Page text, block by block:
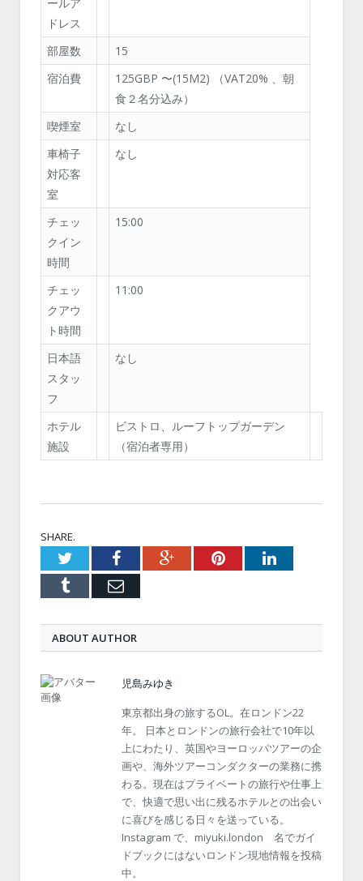
ドレス
部屋数
15
宿泊費
125GBP 〜(15M2) （VAT20% 、朝
食２名分込み）
喫煙室
なし
車椅子
対応客
室
なし
チェッ
クイン
時間
15:00
チェッ
クアウ
ト時間
11:00
日本語
スタッ
フ
なし
ホテル
施設
ビストロ、ルーフトップガーデン
（宿泊者専用）
SHARE.
TwitterFacebookGoogle+PinterestLinkedIn
Tumblr Email
ABOUT AUTHOR
児島みゆき
東京都出身の旅するOL。在ロンドン22
年。 日本とロンドンの旅行会社で10年以
上にわたり、英国やヨーロッパツアーの企
画や、海外ツアーコンダクターの業務に携
わる。現在はプライベートの旅行や仕事上
で、快適で思い出に残るホテルとの出会い
に喜びを感じる日々を送っている。
Instagram で、miyuki.london 名でガイ
ドブックにはないロンドン現地情報を投稿
中。